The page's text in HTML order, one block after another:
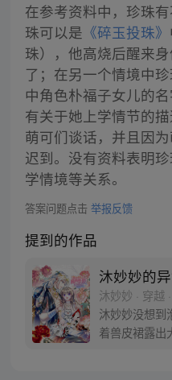
在参考资料中，珍珠
珠可以是 《碎玉投珠》
珠），他高烧后醒来
了；在另一个情境中
中角色朴福子女儿的
有关于她上学情节的
萌可们谈话，并且因
迟到。没有资料表明
学情境等关系。
答案问题点击 举报反馈
提到的作品
沐妙妙的
沐妙妙 · 穿越
沐妙妙没想到
着兽皮裙露出